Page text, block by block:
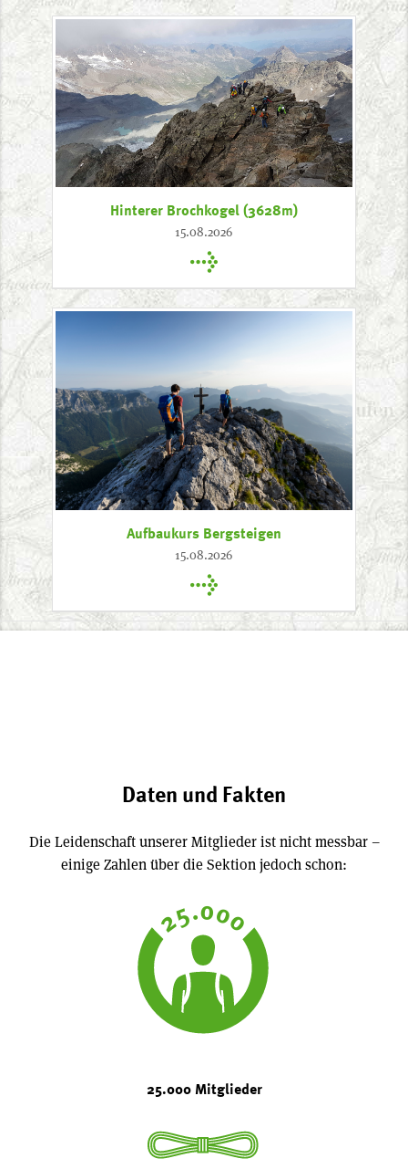
Hinterer Brochkogel (3628m)
15.08.2026
Aufbaukurs Bergsteigen
15.08.2026
Daten und Fakten
Die Leidenschaft unserer Mitglieder ist nicht messbar –
einige Zahlen über die Sektion jedoch schon:
25.000
25.000 Mitglieder